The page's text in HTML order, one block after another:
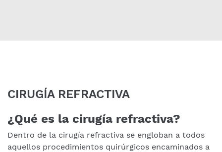
CIRUGÍA REFRACTIVA
¿Qué es la cirugía refractiva?
Dentro de la cirugía refractiva se engloban a todos
aquellos procedimientos quirúrgicos encaminados a